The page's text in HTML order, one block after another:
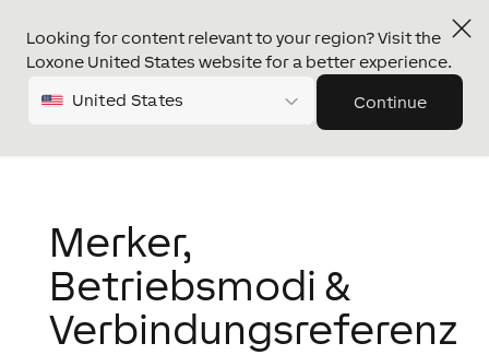
Looking for content relevant to your region? Visit the
Loxone United States website for a better experience.
United States Continue
Merker,
Betriebsmodi &
Verbindungsreferenz